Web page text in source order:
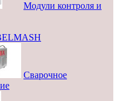
Модули контроля и
Сварочное